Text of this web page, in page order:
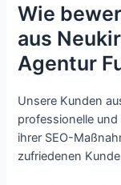
Wie
aus
Agentur
Unsere Kunden
professionelle
ihrer SEO-
zufriedenen